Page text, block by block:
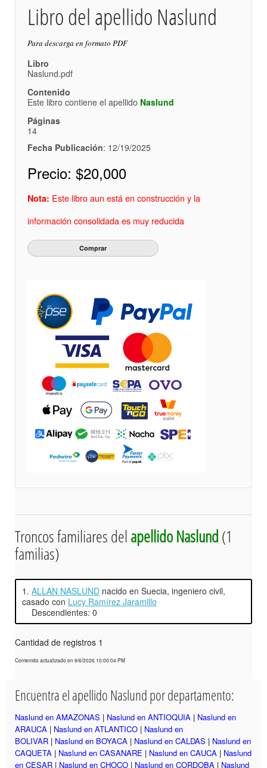
Libro del apellido Naslund
Para descarga en formato PDF
Libro
Naslund.pdf
Contenido
Este libro contiene el apellido Naslund
Páginas
14
Fecha Publicación: 12/19/2025
Precio: $20,000
Nota: Este libro aun está en construcción y la
información consolidada es muy reducida
Troncos familiares delapellido Naslund(1
familias)
1. ALLAN NASLUND nacido en Suecia, ingeniero civil,
casado con Lucy Ramírez Jaramillo
Descendientes: 0
Cantidad de registros 1
Contenido actualizado en 8/6/2026 10:00:04 PM
Encuentra el apellido Naslund por departamento:
Naslund en AMAZONAS | Naslund en ANTIOQUIA | Naslund en
ARAUCA | Naslund en ATLANTICO | Naslund en
BOLIVAR | Naslund en BOYACA | Naslund en CALDAS | Naslund en
CAQUETA | Naslund en CASANARE | Naslund en CAUCA | Naslund
en CESAR | Naslund en CHOCO | Naslund en CORDOBA | Naslund